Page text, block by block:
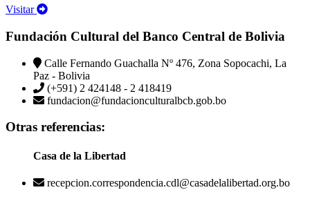
Visitar
Fundación Cultural del Banco Central de Bolivia
Calle Fernando Guachalla Nº 476, Zona Sopocachi, La
Paz - Bolivia
(+591) 2 424148 - 2 418419
fundacion@fundacionculturalbcb.gob.bo
Otras referencias:
Casa de la Libertad
recepcion.correspondencia.cdl@casadelalibertad.org.bo